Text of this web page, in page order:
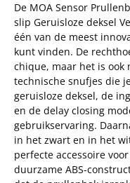
De MOA Sensor
slip Geruisloze deksel
één van de meest
kunt vinden. De
chique, maar het is ook
technische snufjes die
geruisloze deksel, de
en de delay closing
gebruikservaring.
in het zwart en in het
perfecte accessoire
duurzame ABS-